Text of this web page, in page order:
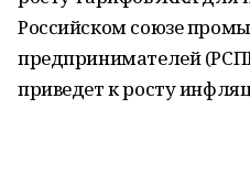
Российском союзе
предпринимателей
приведет к росту